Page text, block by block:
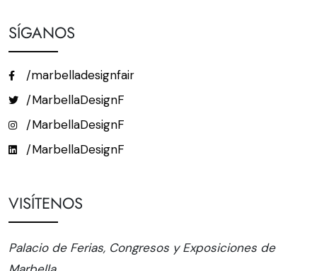
SÍGANOS
/marbelladesignfair
/MarbellaDesignF
/MarbellaDesignF
/MarbellaDesignF
VISÍTENOS
Palacio de Ferias, Congresos y Exposiciones de